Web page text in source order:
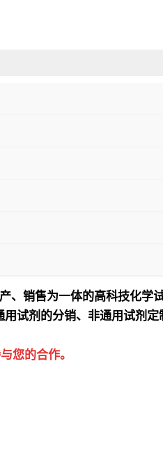
、销售为一体的高科技化学
试剂的分销、非通用试剂定
您的合作。